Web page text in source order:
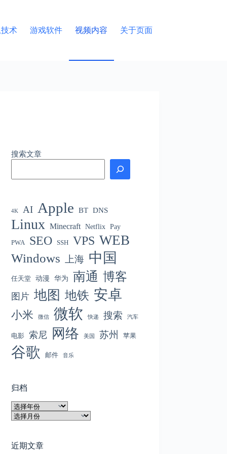
术 游戏软件 视频内容 关于页面
搜索文章
4K AI Apple BT DNS
Linux Minecraft Netflix Pay
PWA SEO SSH VPS WEB
Windows 上海 中国
任天堂 动漫 华为 南通 博客
图片 地图 地铁 安卓
小米 微信 微软 快递 搜索 汽车
电影 索尼 网络 美国 苏州 苹果
谷歌 邮件 音乐
归档
归
档
归
近期文章